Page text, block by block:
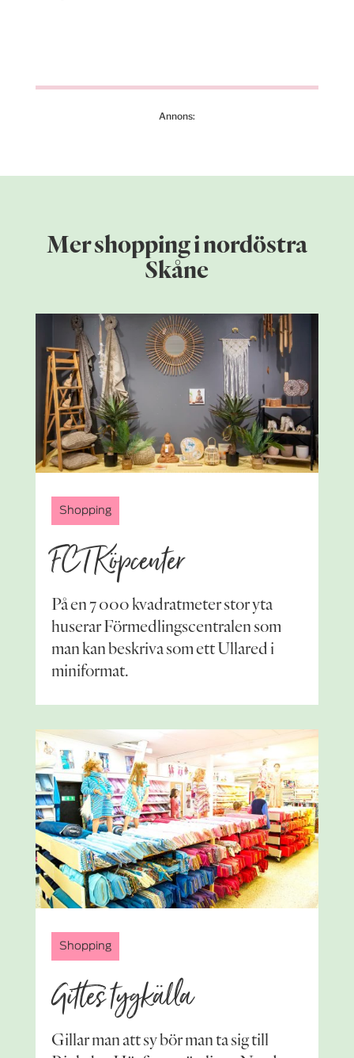
Annons:
Mer shopping i nordöstra
Skåne
Shopping
FCT Köpcenter
På en 7 000 kvadratmeter stor yta
huserar Förmedlingscentralen som
man kan beskriva som ett Ullared i
miniformat.
Shopping
Gittes tygkälla
Gillar man att sy bör man ta sig till